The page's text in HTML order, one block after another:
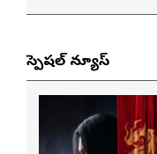
స్పెషల్ న్యూస్